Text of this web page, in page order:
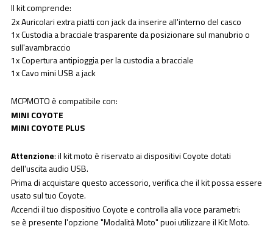
Il kit comprende:
2x Auricolari extra piatti con jack da inserire all'interno del casco
1x Custodia a bracciale trasparente da posizionare sul manubrio o
sull'avambraccio
1x Copertura antipioggia per la custodia a bracciale
1x Cavo mini USB a jack
MCPMOTO è compatibile con:
MINI COYOTE
MINI COYOTE PLUS
Attenzione: il kit moto è riservato ai dispositivi Coyote dotati
dell'uscita audio USB.
Prima di acquistare questo accessorio, verifica che il kit possa essere
usato sul tuo Coyote.
Accendi il tuo dispositivo Coyote e controlla alla voce parametri:
se è presente l'opzione "Modalità Moto" puoi utilizzare il Kit Moto.